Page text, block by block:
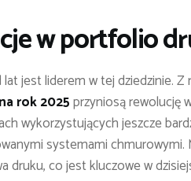
w portfolio
jest liderem w tej dziedzinie. Z
rok 2025przyniosą rewolucję
wykorzystujących jeszcze
systemami
druku, co jest kluczowe w